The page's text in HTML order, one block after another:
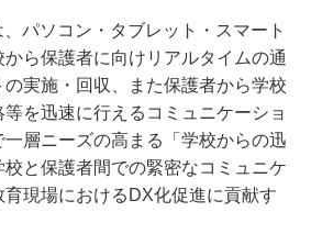
パソコン・タブレット・スマート
ら保護者に向けリアルタイムの通
実施・回収、また保護者から学校
を迅速に行えるコミュニケーショ
層ニーズの高まる「学校からの迅
と保護者間での緊密なコミュニケ
現場におけるDX化促進に貢献す